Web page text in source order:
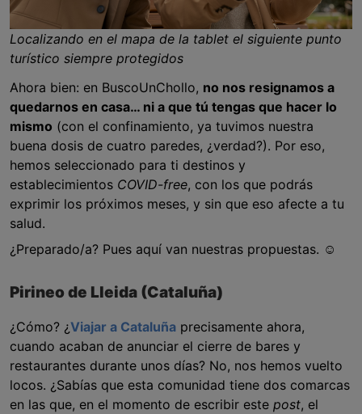
Localizando en el mapa de la tablet el siguiente punto
turístico siempre protegidos
Ahora bien: en BuscoUnChollo, no nos resignamos a
quedarnos en casa… ni a que tú tengas que hacer lo
mismo (con el confinamiento, ya tuvimos nuestra
buena dosis de cuatro paredes, ¿verdad?). Por eso,
hemos seleccionado para ti destinos y
establecimientos COVID-free, con los que podrás
exprimir los próximos meses, y sin que eso afecte a tu
salud.
¿Preparado/a? Pues aquí van nuestras propuestas. ☺
Pirineo de Lleida (Cataluña)
¿Cómo? ¿Viajar a Cataluña precisamente ahora,
cuando acaban de anunciar el cierre de bares y
restaurantes durante unos días? No, nos hemos vuelto
locos. ¿Sabías que esta comunidad tiene dos comarcas
en las que, en el momento de escribir este post, el